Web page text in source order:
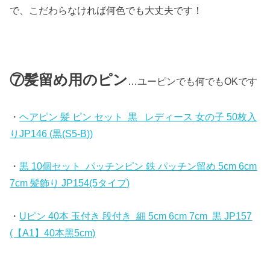
で、こだわらなければ何色でも大丈夫です！
⑦髪留め用のピン …ユーピンでも何でもOKです
・ヘアピン 髪 ピン セット 黒 レディース 女の子 50枚入
りJP146 (黒(S5-B))
・黒 10個セット パッチンピン 鉄 パッチン留め 5cm 6cm
7cm 髪飾り JP154(5タイプ)
・ Uピン 40本 玉付き 段付き 細 5cm 6cm 7cm 黒 JP157
(【A1】40本黑5cm)